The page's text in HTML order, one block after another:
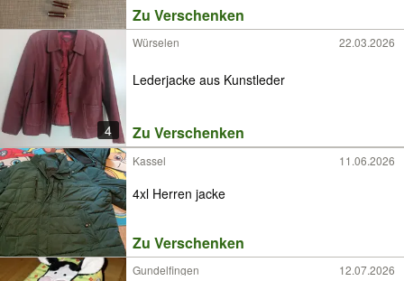
Zu Verschenken
4
Würselen 22.03.2026
Lederjacke aus Kunstleder
Zu Verschenken
Kassel 11.06.2026
4xl Herren jacke
Zu Verschenken
Gundelfingen 12.07.2026